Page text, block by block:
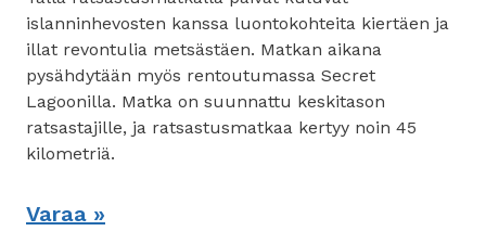
islanninhevosten kanssa luontokohteita kiertäen ja
illat revontulia metsästäen. Matkan aikana
pysähdytään myös rentoutumassa Secret
Lagoonilla. Matka on suunnattu keskitason
ratsastajille, ja ratsastusmatkaa kertyy noin 45
kilometriä.
Varaa »